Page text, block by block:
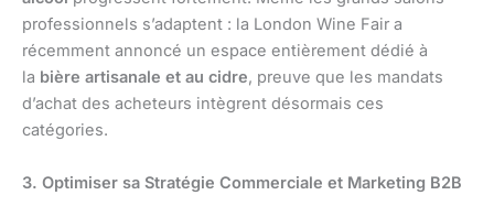
professionnels s’adaptent : la London Wine Fair a
récemment annoncé un espace entièrement dédié à
la bière artisanale et au cidre, preuve que les mandats
d’achat des acheteurs intègrent désormais ces
catégories.
3. Optimiser sa Stratégie Commerciale et Marketing B2B